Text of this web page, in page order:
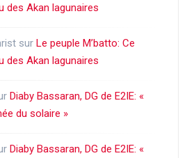
des Akan lagunaires
sur Le peuple M’batto: Ce
des Akan lagunaires
Diaby Bassaran, DG de E2IE: «
du solaire »
Diaby Bassaran, DG de E2IE: «